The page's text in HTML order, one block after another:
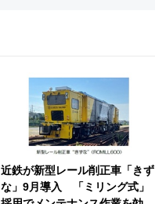
近鉄が新型レール削正車「きず
な」9月導入 「ミリング式」